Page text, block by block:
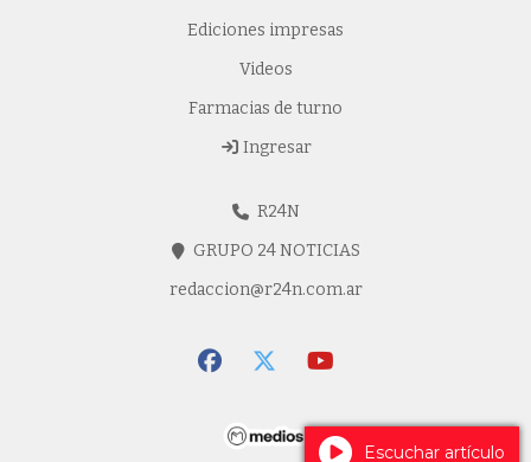
Ediciones impresas
Videos
Farmacias de turno
Ingresar
R24N
GRUPO 24 NOTICIAS
redaccion@r24n.com.ar
Escuchar artículo